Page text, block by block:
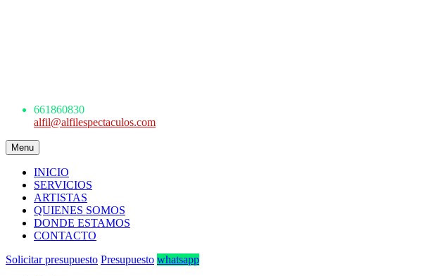
661860830
alfil@alfilespectaculos.com
Menu
INICIO
SERVICIOS
ARTISTAS
QUIENES SOMOS
DONDE ESTAMOS
CONTACTO
Solicitar presupuesto Presupuesto whatsapp